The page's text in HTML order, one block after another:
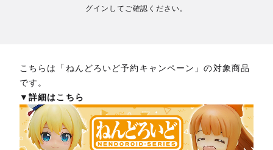
グインしてご確認ください。
こちらは「ねんどろいど予約キャンペーン」の対象商品
です。
▼詳細はこちら